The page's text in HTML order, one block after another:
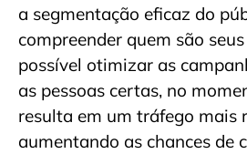
a segmentação eficaz do
compreender quem são
possível otimizar as
as pessoas certas, no
resulta em um tráfego mais
aumentando as chances de